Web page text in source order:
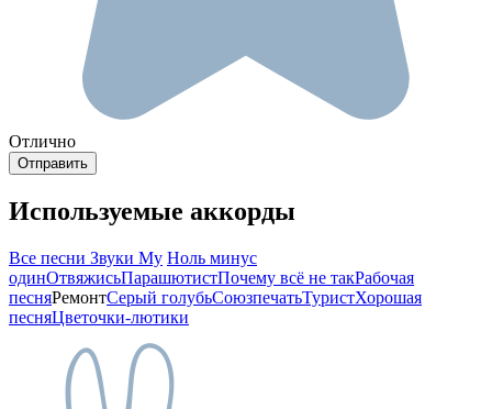
Отлично
Используемые аккорды
Все песни Звуки Му Ноль минус
одинОтвяжисьПарашютистПочему всё не такРабочая
песняРемонтСерый голубьСоюзпечатьТуристХорошая
песняЦветочки-лютики